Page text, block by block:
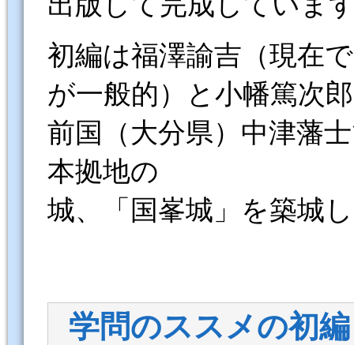
初編は福澤諭吉（現在
が一般的）と小幡篤次
前国（大分県）中津藩
本拠地の
城、「国峯城」を築城
学問のススメの初編